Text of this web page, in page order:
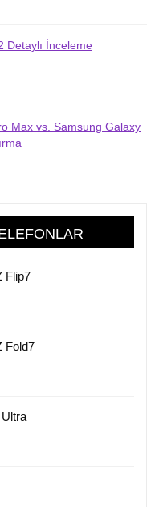
Detaylı İnceleme
Max vs. Samsung Galaxy
Flip7
Fold7